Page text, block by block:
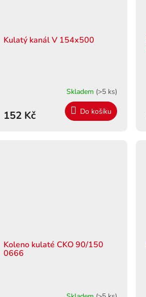
Kulatý kanál V 154x500
Skladem (>5 ks)
152 Kč Do košíku
Koleno kulaté CKO 90/150
0666